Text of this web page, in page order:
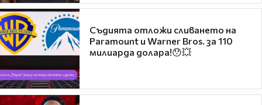
Съдията отложи сливането на
Paramount и Warner Bros. за 110
милиарда долара!😯💥